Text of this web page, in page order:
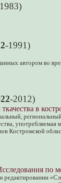
-1991)
автором во
-2012)
в
Костромской
по